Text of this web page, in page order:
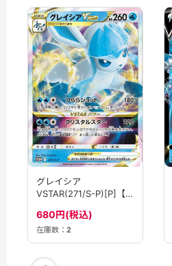
グレイシア
VSTAR(271/S-P)[P]【プ
680円(税込)
在庫数： 2